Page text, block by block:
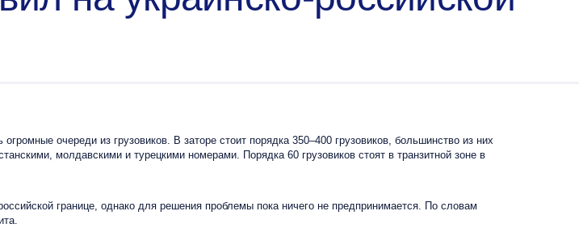
очереди из грузовиков. В заторе стоит порядка 350–400 грузовиков, большинство из них
молдавскими и турецкими номерами. Порядка 60 грузовиков стоят в транзитной зоне в
границе, однако для решения проблемы пока ничего не предпринимается. По словам